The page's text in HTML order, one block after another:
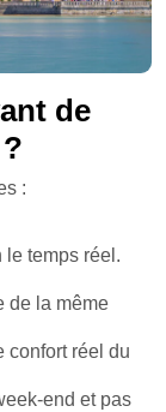
de
:
temps réel.
de la même
confort réel du
end et pas